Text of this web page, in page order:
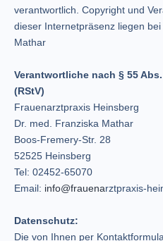
verantwortlich. Copyright und
dieser Internetpräsenz liegen
Mathar
Verantwortliche nach § 55
(RStV)
Frauenarztpraxis Heinsberg
Dr. med. Franziska Mathar
Boos-Fremery-Str. 28
52525 Heinsberg
Tel: 02452-65070
Email: info@frauenarztpraxis-
Datenschutz:
Die von Ihnen per